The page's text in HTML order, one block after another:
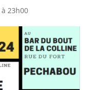
à 23h00